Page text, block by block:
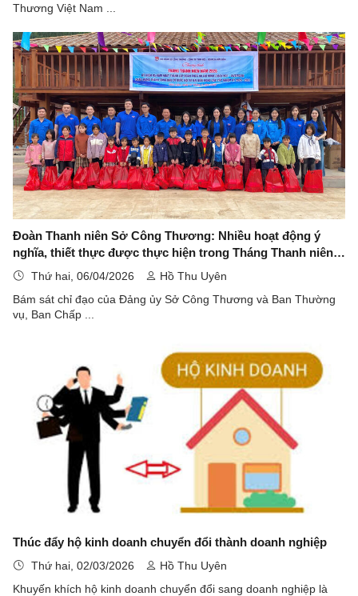
Thương Việt Nam ...
Đoàn Thanh niên Sở Công Thương: Nhiều hoạt động ý
nghĩa, thiết thực được thực hiện trong Tháng Thanh niên
năm 2026
Thứ hai, 06/04/2026
Hồ Thu Uyên
Bám sát chỉ đạo của Đảng ủy Sở Công Thương và Ban Thường
vụ, Ban Chấp ...
Thúc đẩy hộ kinh doanh chuyển đổi thành doanh nghiệp
Thứ hai, 02/03/2026
Hồ Thu Uyên
Khuyến khích hộ kinh doanh chuyển đổi sang doanh nghiệp là